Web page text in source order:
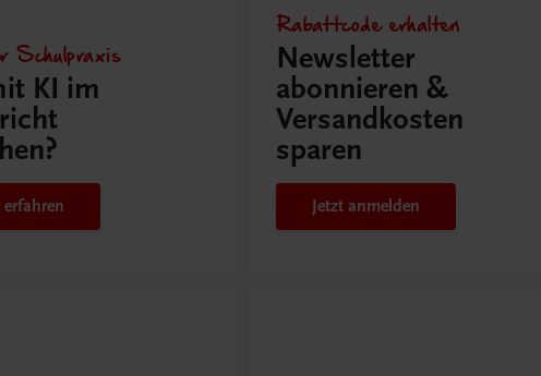
Schulpraxis
KI im
erfahren
Rabattcode erhalten
Newsletter
abonnieren &
Versandkosten
sparen
Jetzt anmelden